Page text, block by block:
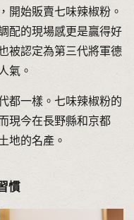
開始販賣七味辣椒粉。
配的現場感更是贏得好
被認定為第三代將軍德
氣。
都一樣。七味辣椒粉的
現今在長野縣和京都
地的名產。
慣